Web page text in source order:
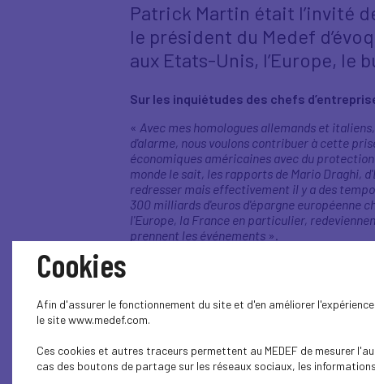
Patrick Martin était l’invité
le président du Medef
aux Etats-Unis, l’Europe, le
Sur les inquiétudes des chefs
« Avec mes homologues allemands et
d'alarme, nous voulons contribuer à cette
économiques américaines avec du
monde le sait, les rapports de Mario Draghi,
redresser mais effectivement il y a des
300 milliards d'euros d'épargne européenne
l'Europe, la France en particulier,
prennent les événements ».
des sujets économiques, notamment par
profile dans le cadre du budget, cela va un
et la France se dotent des moyens de la
Cookies
Afin d'assurer le fonctionnement du site et d'en améliorer
le site www.medef.com.
Ces cookies et autres traceurs permettent au MEDEF de mesurer
cas des boutons de partage sur les réseaux sociaux, les